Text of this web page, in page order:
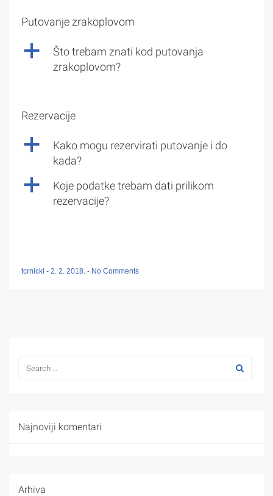
Putovanje zrakoplovom
a
Što trebam znati kod putovanja
zrakoplovom?
Rezervacije
a
Kako mogu rezervirati putovanje i do
kada?
a
Koje podatke trebam dati prilikom
rezervacije?
tcrnicki - 2. 2. 2018. - No Comments
Najnoviji komentari
Arhiva